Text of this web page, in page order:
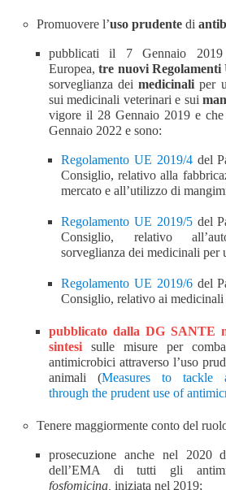
Promuovere l’uso prudente di
pubblicati il 7 Gennaio
Europea,tre nuovi Regolamenti
sorveglianza deimedicinaliper
sui medicinali veterinari e sui
vigore il 28 Gennaio 2019 e
Gennaio 2022 e sono:
Regolamento UE 2019/4del
Consiglio, relativo alla
mercato e all’utilizzo di
Regolamento UE 2019/5del
Consiglio, relativo
sorveglianza dei medicinali per
Regolamento UE 2019/6del
Consiglio, relativo ai medicinali
pubblicato dalla DG SANTE
sintesi sulle misure per
antimicrobici attraverso l’uso
animali (Measures to tackle
through the prudent use of
Tenere maggiormente conto del
prosecuzione anche nel 2020
dell’EMA di tutti gli
fosfomicina, iniziata nel 2019;